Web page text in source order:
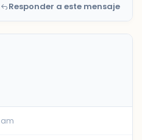
Responder a este mensaje